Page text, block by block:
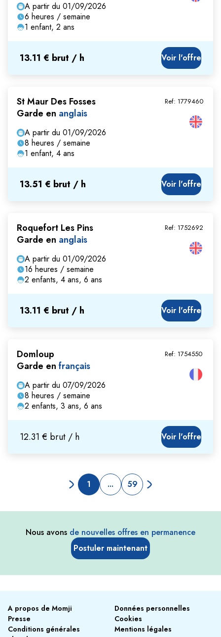
A partir du 01/09/2026
6 heures / semaine
1 enfant, 2 ans
13.11 € brut / h Voir l'offre
St Maur Des Fosses
Garde en anglais
A partir du 01/09/2026
8 heures / semaine
1 enfant, 4 ans
Ref: 1779460
13.51 € brut / h Voir l'offre
Roquefort Les Pins
Garde en anglais
A partir du 01/09/2026
16 heures / semaine
2 enfants, 4 ans, 6 ans
Ref: 1752692
13.11 € brut / h Voir l'offre
Domloup
Garde en français
A partir du 07/09/2026
8 heures / semaine
2 enfants, 3 ans, 6 ans
Ref: 1754550
12.31 € brut / h Voir l'offre
1 ... 59
Nous avons de nouvelles offres en permanence
Postuler maintenant
A propos de Momji
Presse
Conditions générales
Données personnelles
Cookies
Mentions légales